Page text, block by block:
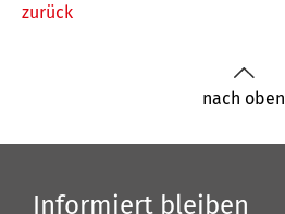
zurück
nach oben
Informiert bleiben